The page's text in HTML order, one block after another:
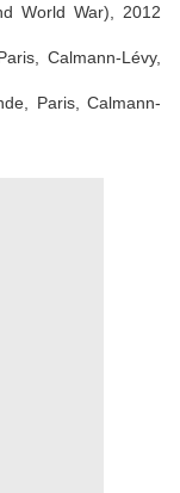
World War), 2012
Calmann-Lévy,
Paris, Calmann-